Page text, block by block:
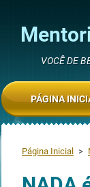
VOCÊ DE
Página Inicial >
PÁGINA